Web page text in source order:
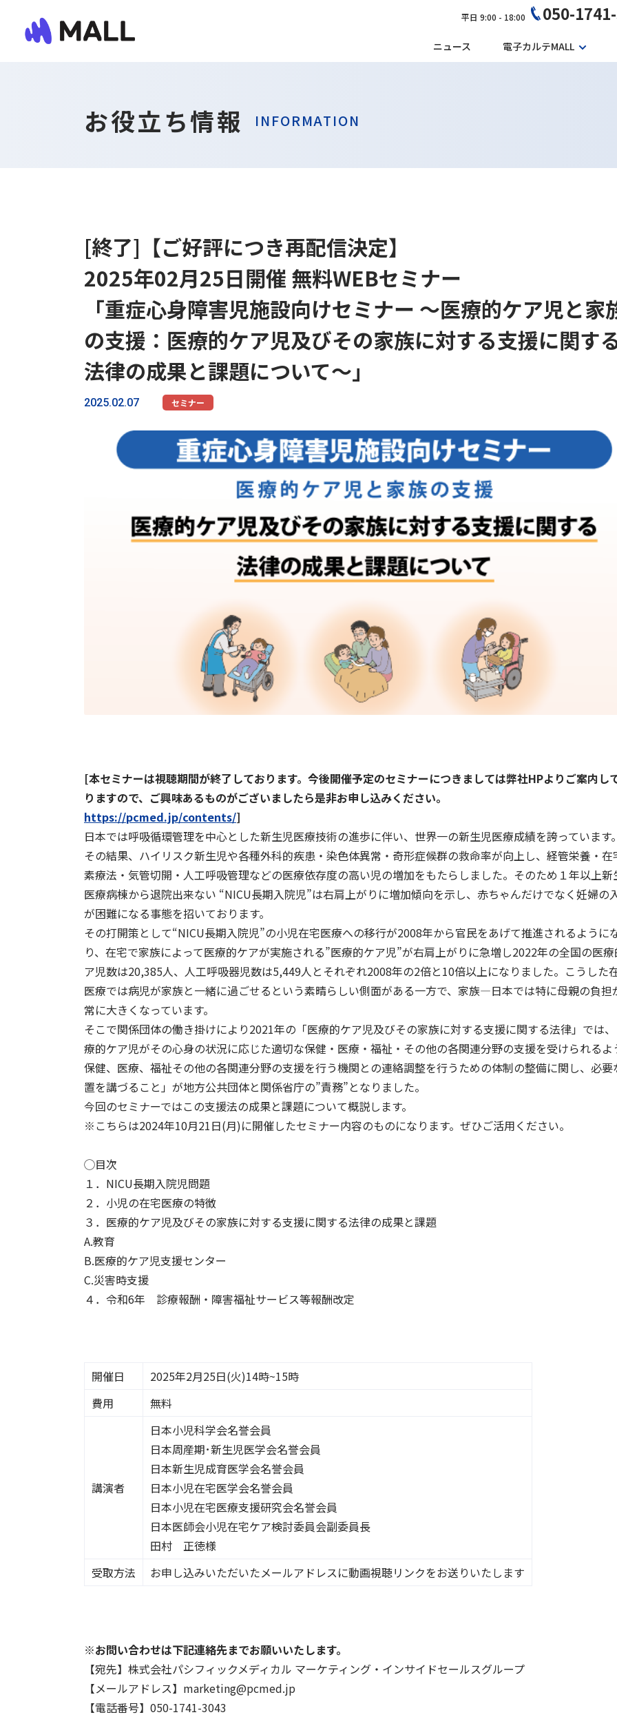
平日 9:00 - 18:00 050-
ニュース 電子カルテMALL
お役立ち情報 INFORMATION
[終了]【ご好評につき再配信決定】
2025年02月25日開催 無料WEBセミナー
「重症心身障害児施設向けセミナー ～医療的ケア児と家
の支援：医療的ケア児及びその家族に対する支援に関す
法律の成果と課題について～」
2025.02.07 セミナー
[本セミナーは視聴期間が終了しております。今後開催予定のセミナーにつきましては弊社HPよりご案内し
りますので、ご興味あるものがございましたら是非お申し込みください。
https://pcmed.jp/contents/]
日本では呼吸循環管理を中心とした新生児医療技術の進歩に伴い、世界一の新生児医療成績を誇っています
その結果、ハイリスク新生児や各種外科的疾患・染色体異常・奇形症候群の救命率が向上し、経管栄養・在
素療法・気管切開・人工呼吸管理などの医療依存度の高い児の増加をもたらしました。そのため１年以上新
医療病棟から退院出来ない “NICU長期入院児”は右肩上がりに増加傾向を示し、赤ちゃんだけでなく妊婦の
が困難になる事態を招いております。
その打開策として“NICU長期入院児”の小児在宅医療への移行が2008年から官民をあげて推進されるように
り、在宅で家族によって医療的ケアが実施される”医療的ケア児”が右肩上がりに急増し2022年の全国の医
ア児数は20,385人、人工呼吸器児数は5,449人とそれぞれ2008年の2倍と10倍以上になりました。こうした
医療では病児が家族と一緒に過ごせるという素晴らしい側面がある一方で、家族―日本では特に母親の負担
常に大きくなっています。
そこで関係団体の働き掛けにより2021年の「医療的ケア児及びその家族に対する支援に関する法律」では
療的ケア児がその心身の状況に応じた適切な保健・医療・福祉・その他の各関連分野の支援を受けられるよ
保健、医療、福祉その他の各関連分野の支援を行う機関との連絡調整を行うための体制の整備に関し、必要
置を講づること」が地方公共団体と関係省庁の”責務”となりました。
今回のセミナーではこの支援法の成果と課題について概説します。
※こちらは2024年10月21日(月)に開催したセミナー内容のものになります。ぜひご活用ください。
◯目次
１．NICU長期入院児問題
２．小児の在宅医療の特徴
３．医療的ケア児及びその家族に対する支援に関する法律の成果と課題
A.教育
B.医療的ケア児支援センター
C.災害時支援
４．令和6年 診療報酬・障害福祉サービス等報酬改定
開催日
2025年2月25日(火)14時~15時
費用
無料
講演者
日本小児科学会名誉会員
日本周産期･新生児医学会名誉会員
日本新生児成育医学会名誉会員
日本小児在宅医学会名誉会員
日本小児在宅医療支援研究会名誉会員
日本医師会小児在宅ケア検討委員会副委員長
田村 正徳様
受取方法
お申し込みいただいたメールアドレスに動画視聴リンクをお送りいたします
※お問い合わせは下記連絡先までお願いいたします。
【宛先】株式会社パシフィックメディカル マーケティング・インサイドセールスグループ
【メールアドレス】marketing@pcmed.jp
【電話番号】050-1741-3043